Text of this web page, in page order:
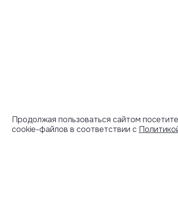
Продолжая пользоваться сайтом
cookie-файлов в соответствии с